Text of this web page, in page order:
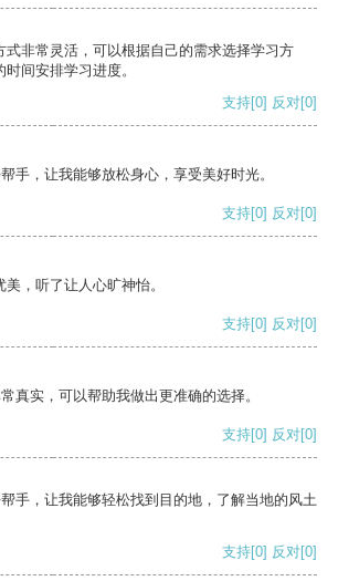
式非常灵活，可以根据自己的需求选择学习方
间安排学习进度。
支持[0] 反对[0]
手，让我能够放松身心，享受美好时光。
支持[0] 反对[0]
，听了让人心旷神怡。
支持[0] 反对[0]
真实，可以帮助我做出更准确的选择。
支持[0] 反对[0]
手，让我能够轻松找到目的地，了解当地的风土
支持[0] 反对[0]